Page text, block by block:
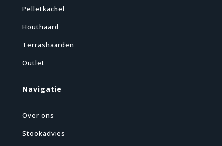
Pelletkachel
Houthaard
Terrashaarden
Outlet
Navigatie
Over ons
Stookadvies